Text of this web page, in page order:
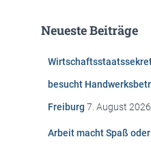
n
Neueste Beiträge
besucht
Freiburg 7. August 2026
Arbeit macht Spaß